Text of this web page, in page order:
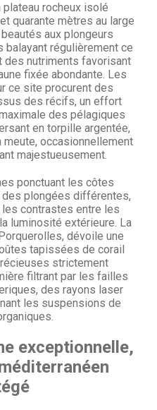
plateau rocheux isolé
quarante mètres au large
aux plongeurs
régulièrement ce
nutriments favorisant
fixée abondante. Les
ce site procurent des
des récifs, un effort
des pélagiques
en torpille argentée,
occasionnellement
majestueusement.
ponctuant les côtes
plongées différentes,
contrastes entre les
luminosité extérieure. La
dévoile une
tapissées de corail
strictement
filtrant par les failles
des rayons laser
les suspensions de
exceptionnelle,